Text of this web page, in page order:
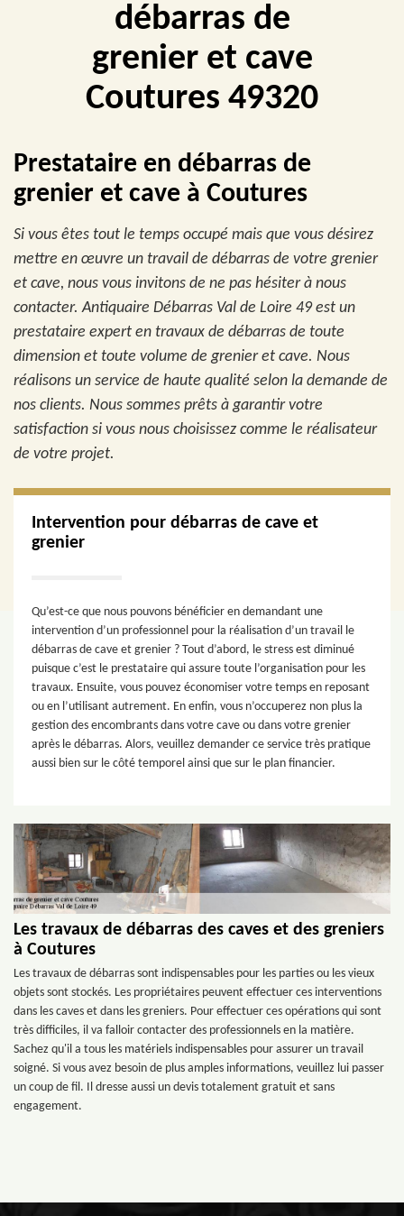
débarras de
grenier et cave
Coutures 49320
Prestataire en débarras de
grenier et cave à Coutures
Si vous êtes tout le temps occupé mais que vous désirez
mettre en œuvre un travail de débarras de votre grenier
et cave, nous vous invitons de ne pas hésiter à nous
contacter. Antiquaire Débarras Val de Loire 49 est un
prestataire expert en travaux de débarras de toute
dimension et toute volume de grenier et cave. Nous
réalisons un service de haute qualité selon la demande de
nos clients. Nous sommes prêts à garantir votre
satisfaction si vous nous choisissez comme le réalisateur
de votre projet.
Intervention pour débarras de cave et
grenier
Qu’est-ce que nous pouvons bénéficier en demandant une
intervention d’un professionnel pour la réalisation d’un travail le
débarras de cave et grenier ? Tout d’abord, le stress est diminué
puisque c’est le prestataire qui assure toute l’organisation pour les
travaux. Ensuite, vous pouvez économiser votre temps en reposant
ou en l’utilisant autrement. En enfin, vous n’occuperez non plus la
gestion des encombrants dans votre cave ou dans votre grenier
après le débarras. Alors, veuillez demander ce service très pratique
aussi bien sur le côté temporel ainsi que sur le plan financier.
Les travaux de débarras des caves et des greniers
à Coutures
Les travaux de débarras sont indispensables pour les parties ou les vieux
objets sont stockés. Les propriétaires peuvent effectuer ces interventions
dans les caves et dans les greniers. Pour effectuer ces opérations qui sont
très difficiles, il va falloir contacter des professionnels en la matière.
Sachez qu'il a tous les matériels indispensables pour assurer un travail
soigné. Si vous avez besoin de plus amples informations, veuillez lui passer
un coup de fil. Il dresse aussi un devis totalement gratuit et sans
engagement.